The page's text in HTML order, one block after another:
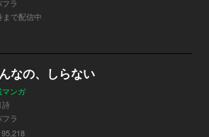
フラ
まで配信中
なの、しらない
マンガ
詩
フラ